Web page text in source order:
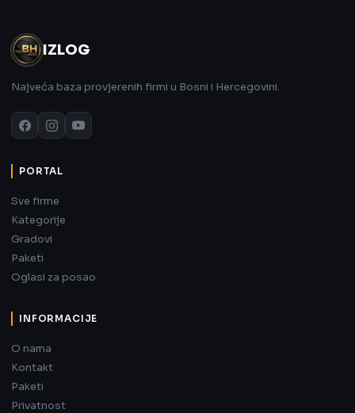
IZLOG
Najveća baza provjerenih firmi u Bosni i Hercegovini.
PORTAL
Sve firme
Kategorije
Gradovi
Paketi
Oglasi za posao
INFORMACIJE
O nama
Kontakt
Paketi
Privatnost